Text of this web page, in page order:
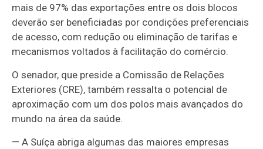
mais de 97% das exportações entre os dois blocos
deverão ser beneficiadas por condições preferenciais
de acesso, com redução ou eliminação de tarifas e
mecanismos voltados à facilitação do comércio.
O senador, que preside a Comissão de Relações
Exteriores (CRE), também ressalta o potencial de
aproximação com um dos polos mais avançados do
mundo na área da saúde.
— A Suíça abriga algumas das maiores empresas